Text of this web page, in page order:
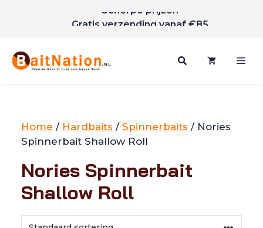
inhoud
Gratis verzending vanaf €85
Home / Hardbaits / Spinnerbaits / Nories
Spinnerbait Shallow Roll
Nories Spinnerbait
Shallow Roll